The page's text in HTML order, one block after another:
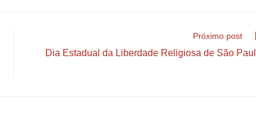
Próximo post
Dia Estadual da Liberdade Religiosa de São